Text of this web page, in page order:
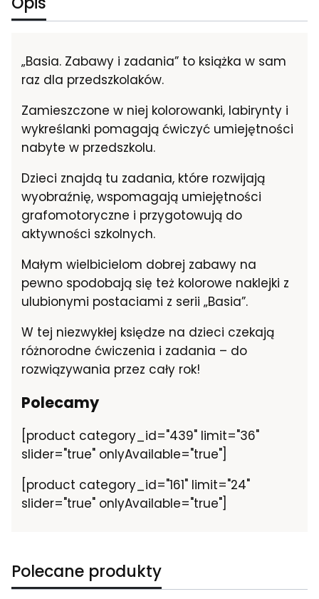
„Basia. Zabawy i zadania” to książka w sam
raz dla przedszkolaków.
Zamieszczone w niej kolorowanki, labirynty i
wykreślanki pomagają ćwiczyć umiejętności
nabyte w przedszkolu.
Dzieci znajdą tu zadania, które rozwijają
wyobraźnię, wspomagają umiejętności
grafomotoryczne i przygotowują do
aktywności szkolnych.
Małym wielbicielom dobrej zabawy na
pewno spodobają się też kolorowe naklejki z
ulubionymi postaciami z serii „Basia”.
W tej niezwykłej księdze na dzieci czekają
różnorodne ćwiczenia i zadania – do
rozwiązywania przez cały rok!
Polecamy
[product category_id="439" limit="36"
slider="true" onlyAvailable="true"]
[product category_id="161" limit="24"
slider="true" onlyAvailable="true"]
Polecane produkty